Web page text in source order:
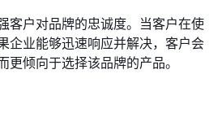
客户对品牌的忠诚度。当客户在使
企业能够迅速响应并解决，客户会
更倾向于选择该品牌的产品。